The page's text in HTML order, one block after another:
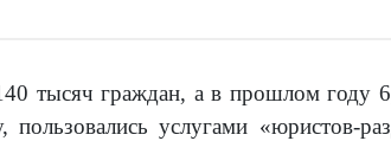
тысяч граждан, а в прошлом году
услугами «юристов-